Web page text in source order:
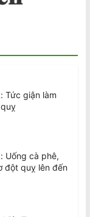
Tức giận làm
Uống cà phê,
đột quỵ lên đến